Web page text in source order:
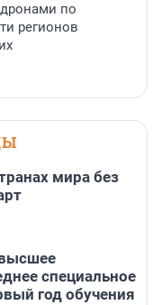
по
регионов
мира без
специальное
год обучения